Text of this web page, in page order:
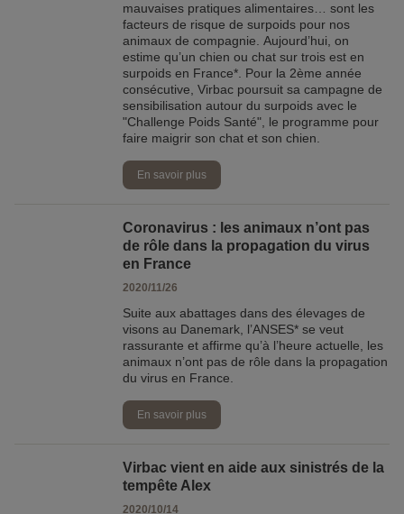
mauvaises pratiques alimentaires… sont les
facteurs de risque de surpoids pour nos
animaux de compagnie. Aujourd’hui, on
estime qu’un chien ou chat sur trois est en
surpoids en France*. Pour la 2ème année
consécutive, Virbac poursuit sa campagne de
sensibilisation autour du surpoids avec le
"Challenge Poids Santé", le programme pour
faire maigrir son chat et son chien.
En savoir plus
Coronavirus : les animaux n’ont pas
de rôle dans la propagation du virus
en France
2020/11/26
Suite aux abattages dans des élevages de
visons au Danemark, l’ANSES* se veut
rassurante et affirme qu’à l’heure actuelle, les
animaux n’ont pas de rôle dans la propagation
du virus en France.
En savoir plus
Virbac vient en aide aux sinistrés de la
tempête Alex
2020/10/14